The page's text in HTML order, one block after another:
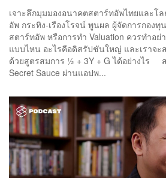
เจาะลึกมุมมองอนาคตสตาร์ทอัพไทยและโ
อัพ กระทิง-เรืองโรจน์ พูนผล ผู้จัดการกองทุ
สตาร์ทอัพ หรือการทำ Valuation ควรทำอ
แบบไหน อะไรคือดิสรัปชันใหญ่ และเราจะ
ด้วยสูตรสมการ ½ + 3Y + G ได้อย่างไร
Secret Sauce ผ่านแอปพ...